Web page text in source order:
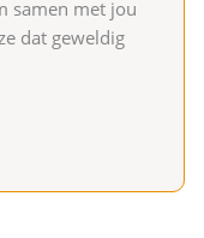
samen met jou
dat geweldig